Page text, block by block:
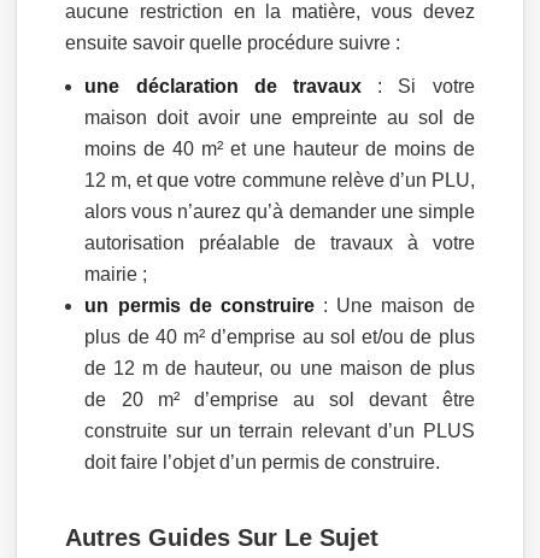
aucune restriction en la matière, vous devez
ensuite savoir quelle procédure suivre :
une déclaration de travaux : Si votre
maison doit avoir une empreinte au sol de
moins de 40 m² et une hauteur de moins de
12 m, et que votre commune relève d’un PLU,
alors vous n’aurez qu’à demander une simple
autorisation préalable de travaux à votre
mairie ;
un permis de construire: Une maison de
plus de 40 m² d’emprise au sol et/ou de plus
de 12 m de hauteur, ou une maison de plus
de 20 m² d’emprise au sol devant être
construite sur un terrain relevant d’un PLUS
doit faire l’objet d’un permis de construire.
Autres Guides Sur Le Sujet